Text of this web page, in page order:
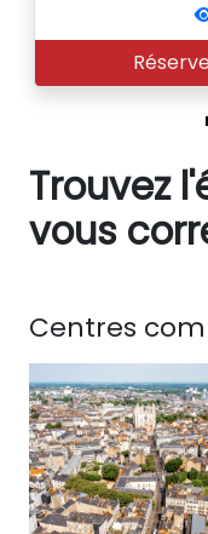
Voir le centre
mon
Trouvez
vous
Centres